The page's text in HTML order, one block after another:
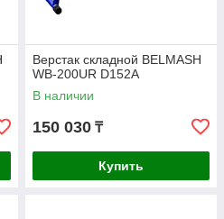
Верстак складной BELMASH
WB-200UR D152A
В наличии
150 030 ₸
Купить